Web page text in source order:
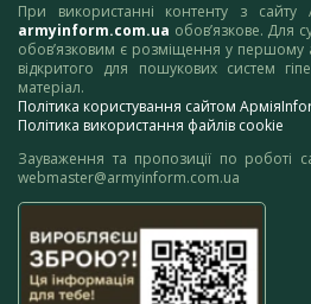
При використанні контенту з
armyinform.com.ua обов’язкове. Для
обов’язковим є розміщення у першому
відкритого для пошукових систем
матеріал.
Політика користування сайтом
Політика використання файлів cookie
Зауваження та пропозиції по роботі
webmaster@armyinform.com.ua